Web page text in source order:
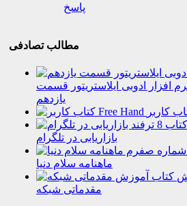
پاسخ
مطالب تصادفی
افزار ادوبی ایلاستریتور قسمت
یازدهم
بازاریابی در تلگرام
ماهنامه سلام دنیا
مقدماتی شبکه